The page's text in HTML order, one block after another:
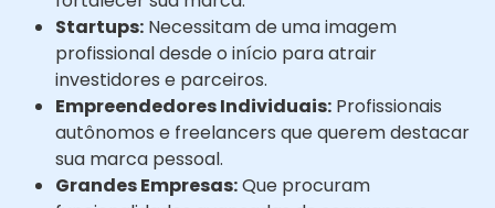
Startups: Necessitam de uma imagem
profissional desde o início para atrair
investidores e parceiros.
Empreendedores Individuais: Profissionais
autônomos e freelancers que querem destacar
sua marca pessoal.
Grandes Empresas:Que procuram